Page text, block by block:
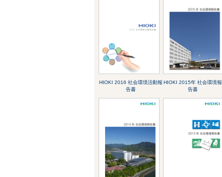
HIOKI 2016 社会環境活動報
告書
HIOKI 2015年 社会環境報
告書